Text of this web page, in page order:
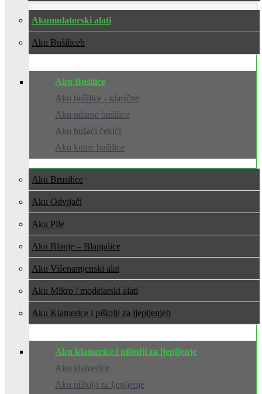
Akumulatorski alati
Aku Bušilice
Aku Bušilice
Aku bušilice - klasične
Aku udarne bušilice
Aku bušaći čekići
Aku kutne bušilice
Aku Brusilice
Aku Odvijači
Aku Pile
Aku Blanje – Blanjalice
Aku Višenamjenski alat
Aku Mikro / modelarski alati
Aku Klamerice i pištolji za ljepljenje
Aku klamerice i pištolji za ljepljenje
Aku klamerice
Aku pištolji za ljepljenje